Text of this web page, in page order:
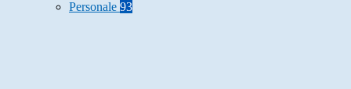
Personale 93